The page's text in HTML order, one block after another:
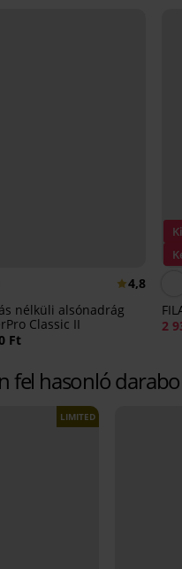
4,8
nélküli alsónadrág
Classic II
Ft
2
fel hasonló
LIMITED